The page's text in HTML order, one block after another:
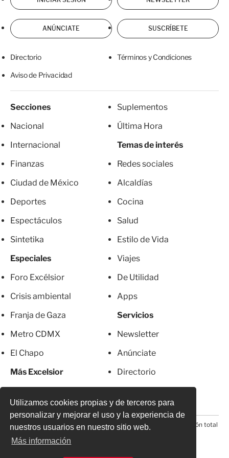
Utilizamos cookies propias y de terceros para
personalizar y mejorar el uso y la experiencia de
nuestros usuarios en nuestro sitio web.
Más información
ANÚNCIATE SUSCRÍBETE
Directorio Términos y Condiciones
Aviso de Privacidad
Secciones
Nacional
Internacional
Finanzas
Ciudad de México
Deportes
Espectáculos
Sintetika
Especiales
Foro Excélsior
Crisis ambiental
Franja de Gaza
Metro CDMX
El Chapo
Más Excelsior
Suplementos
Última Hora
Temas de interés
Redes sociales
Alcaldías
Cocina
Salud
Estilo de Vida
Viajes
De Utilidad
Apps
Servicios
Newsletter
Anúnciate
Directorio
© 2026 Todos los derechos reservados. Prohibida la reproducción total
o parcial, incluyendo cualquier medio electrónico*